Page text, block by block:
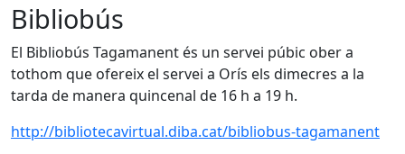
Bibliobús
El Bibliobús Tagamanent és un servei púbic ober a
tothom que ofereix el servei a Orís els dimecres a la
tarda de manera quincenal de 16 h a 19 h.
http://bibliotecavirtual.diba.cat/bibliobus-tagamanent